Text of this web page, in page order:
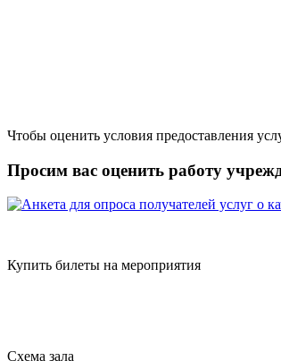
Чтобы оценить условия предоставления
Просим вас оценить работу
Купить билеты на мероприятия
Схема зала